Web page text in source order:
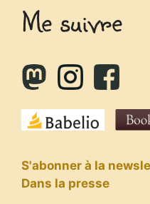
Me suivre
S'abonner à la
Dans la presse